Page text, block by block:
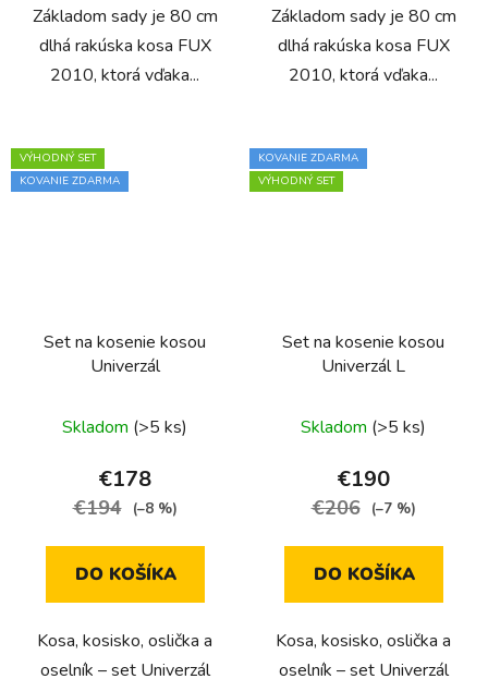
Základom sady je 80 cm
dlhá rakúska kosa FUX
2010, ktorá vďaka...
Základom sady je 80 cm
dlhá rakúska kosa FUX
2010, ktorá vďaka...
VÝHODNÝ SET
KOVANIE ZDARMA
Set na kosenie kosou
Univerzál
Skladom (>5 ks)
€178
€194 (–8 %)
DO KOŠÍKA
Kosa, kosisko, oslička a
oselník – set Univerzál
KOVANIE ZDARMA
VÝHODNÝ SET
Set na kosenie kosou
Univerzál L
hodnotenie
produktu
je
5
Skladom (>5 ks)
€190
€206 (–7 %)
DO KOŠÍKA
Kosa, kosisko, oslička a
oselník – set Univerzál